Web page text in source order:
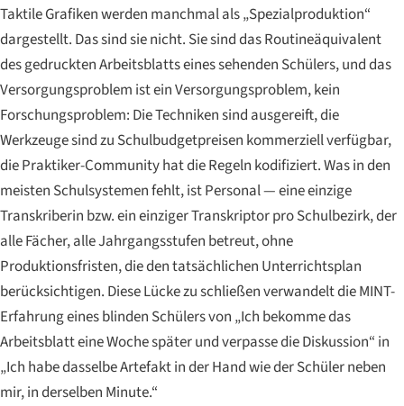
Taktile Grafiken werden manchmal als „Spezialproduktion“
dargestellt. Das sind sie nicht. Sie sind das Routineäquivalent
des gedruckten Arbeitsblatts eines sehenden Schülers, und das
Versorgungsproblem ist ein Versorgungsproblem, kein
Forschungsproblem: Die Techniken sind ausgereift, die
Werkzeuge sind zu Schulbudgetpreisen kommerziell verfügbar,
die Praktiker-Community hat die Regeln kodifiziert. Was in den
meisten Schulsystemen fehlt, ist Personal — eine einzige
Transkriberin bzw. ein einziger Transkriptor pro Schulbezirk, der
alle Fächer, alle Jahrgangsstufen betreut, ohne
Produktionsfristen, die den tatsächlichen Unterrichtsplan
berücksichtigen. Diese Lücke zu schließen verwandelt die MINT-
Erfahrung eines blinden Schülers von „Ich bekomme das
Arbeitsblatt eine Woche später und verpasse die Diskussion“ in
„Ich habe dasselbe Artefakt in der Hand wie der Schüler neben
mir, in derselben Minute.“